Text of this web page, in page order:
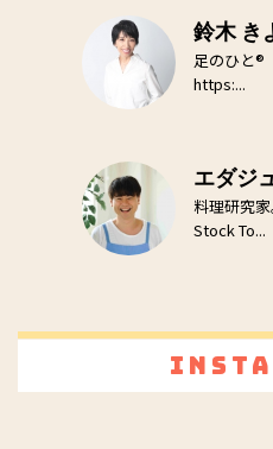
鈴木 き
足のひと®
https:...
エダジ
料理研究
Stock To...